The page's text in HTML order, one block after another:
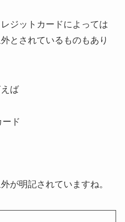
ジットカードによっては
とされているものもあり
ば
ド
が明記されていますね。